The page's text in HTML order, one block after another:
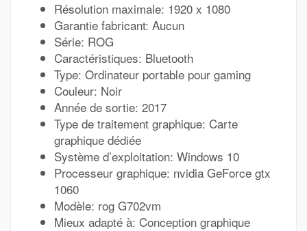
Résolution maximale: 1920 x 1080
Garantie fabricant: Aucun
Série: ROG
Caractéristiques: Bluetooth
Type: Ordinateur portable pour gaming
Couleur: Noir
Année de sortie: 2017
Type de traitement graphique: Carte
graphique dédiée
Système d’exploitation: Windows 10
Processeur graphique: nvidia GeForce gtx
1060
Modèle: rog G702vm
Mieux adapté à: Conception graphique